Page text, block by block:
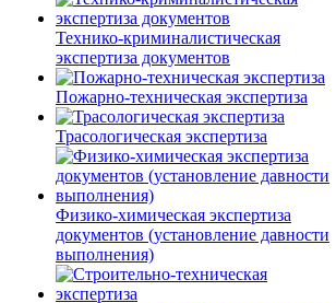
Технико-криминалистическая
экспертиза документов
Пожарно-техническая экспертиза
Трасологическая экспертиза
Физико-химическая экспертиза
документов (установление давности
выполнения)